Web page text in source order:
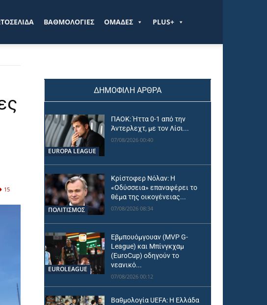
ΒΑΘΜΟΛΟΓΙΕΣ ΟΜΑΔΕΣ PLUS+
15
ΔΗΜΟΦΙΛΗ ΑΡΘΡΑ
EUROPA LEAGUE
ΠΑΟΚ: Ήττα 0-1 από την
Άντερλεχτ, με τον Λίσι...
07/08/2026 00:40
ΠΟΛΙΤΙΣΜΟΣ
Κρίστοφερ Νόλαν: Η
«Οδύσσεια» επαναφέρει το
θέμα της οικογένειας...
07/08/2026 08:34
EUROLEAGUE
Εβμπουόμγουαν (MVP G-
League) και Μπίνγκχαμ
(EuroCup) οδηγούν το
νεανικό...
07/08/2026 00:12
Βαθμολογία UEFA: Η Ελλάδα